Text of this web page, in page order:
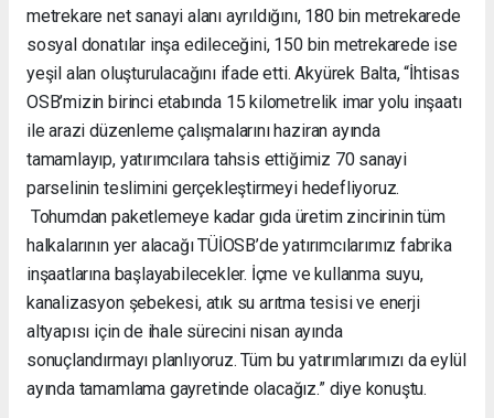
metrekare net sanayi alanı ayrıldığını, 180 bin metrekarede
sosyal donatılar inşa edileceğini, 150 bin metrekarede ise
yeşil alan oluşturulacağını ifade etti. Akyürek Balta, “İhtisas
OSB’mizin birinci etabında 15 kilometrelik imar yolu inşaatı
ile arazi düzenleme çalışmalarını haziran ayında
tamamlayıp, yatırımcılara tahsis ettiğimiz 70 sanayi
parselinin teslimini gerçekleştirmeyi hedefliyoruz.
Tohumdan paketlemeye kadar gıda üretim zincirinin tüm
halkalarının yer alacağı TÜİOSB’de yatırımcılarımız fabrika
inşaatlarına başlayabilecekler. İçme ve kullanma suyu,
kanalizasyon şebekesi, atık su arıtma tesisi ve enerji
altyapısı için de ihale sürecini nisan ayında
sonuçlandırmayı planlıyoruz. Tüm bu yatırımlarımızı da eylül
ayında tamamlama gayretinde olacağız.” diye konuştu.